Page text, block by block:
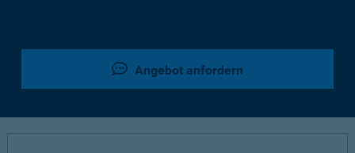
Angebot anfordern